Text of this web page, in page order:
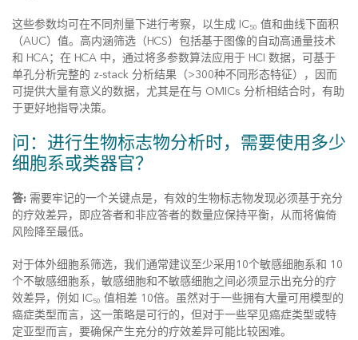
这些参数均可在不同剂量下进行考察，以生成 IC50 值和曲线下面积
（AUC）值。高内涵筛选（HCS）包括基于图像的自动高通量技术
和 HCA；在 HCA 中，通过将多参数算法应用于 HCI 数据，可基于
单孔分析完整的 z-stack 分析结果（>300种不同形态特征），因而
可提供大量有意义的数据，尤其是在与 OMICs 分析相结合时，有助
于更好地指导决策。
问：进行生物标志物分析时，需要使用多少
细胞系或类器官？
答: 需要牢记的一个关键点是，有效的生物标志物发现必须基于充分
的疗效差异，即应答者和非应答者的数量应保持平衡，从而将偏倚
风险降至最低。
对于体外细胞系筛选，我们通常建议至少采用10个敏感细胞系和 10
个不敏感细胞系，敏感细胞和不敏感细胞之间必须显示出充分的疗
效差异，例如 IC50 值相差 10倍。虽然对于一些拥有大量可用模型的
癌症类型而言，这一策略是可行的，但对于一些罕见癌症类型或特
定亚型而言，要确保产生充分的疗效差异可能比较困难。